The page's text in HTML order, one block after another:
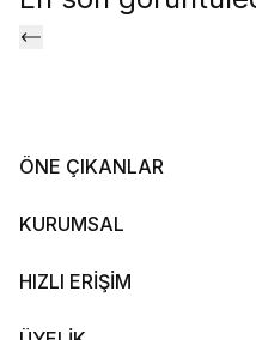
ÖNE ÇIKANLAR
KURUMSAL
HIZLI ERİŞİM